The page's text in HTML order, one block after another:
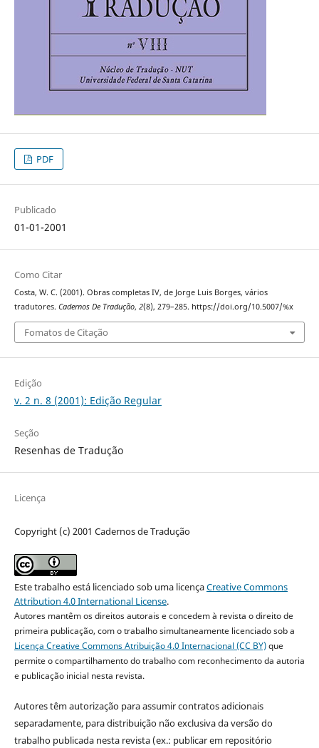
PDF
Publicado
01-01-2001
Como Citar
Costa, W. C. (2001). Obras completas IV, de Jorge Luis Borges, vários
tradutores. Cadernos De Tradução, 2(8), 279–285. https://doi.org/10.5007/%x
Fomatos de Citação
Edição
v. 2 n. 8 (2001): Edição Regular
Seção
Resenhas de Tradução
Licença
Copyright (c) 2001 Cadernos de Tradução
Este trabalho está licenciado sob uma licençaCreative Commons
Attribution 4.0 International License.
Autores mantêm os direitos autorais e concedem à revista o direito de
primeira publicação, com o trabalho simultaneamente licenciado sob a
Licença Creative Commons Atribuição 4.0 Internacional (CC BY)que
permite o compartilhamento do trabalho com reconhecimento da autoria
e publicação inicial nesta revista.
Autores têm autorização para assumir contratos adicionais
separadamente, para distribuição não exclusiva da versão do
trabalho publicada nesta revista (ex.: publicar em repositório